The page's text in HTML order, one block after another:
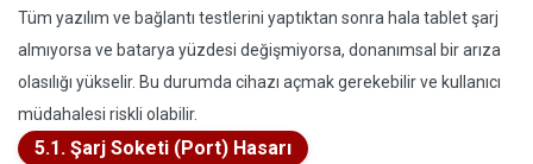
Tüm yazılım ve bağlantı testlerini yaptıktan sonra hala tablet şarj
almıyorsa ve batarya yüzdesi değişmiyorsa, donanımsal bir arıza
olasılığı yükselir. Bu durumda cihazı açmak gerekebilir ve kullanıcı
müdahalesi riskli olabilir.
5.1. Şarj Soketi (Port) Hasarı